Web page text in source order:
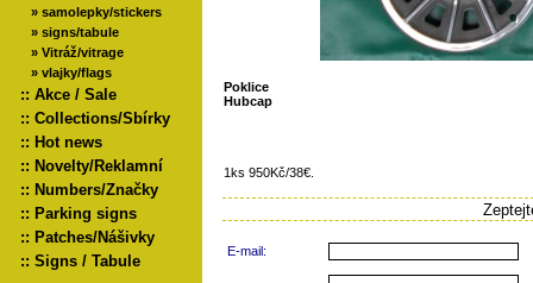
» samolepky/stickers
» signs/tabule
» Vitráž/vitrage
» vlajky/flags
:: Akce / Sale
:: Collections/Sbírky
:: Hot news
:: Novelty/Reklamní
:: Numbers/Značky
:: Parking signs
:: Patches/Nášivky
:: Signs / Tabule
Poklice
Hubcap
1ks 950Kč/38€.
E-mail: